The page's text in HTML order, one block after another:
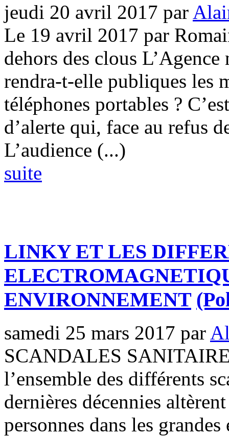
jeudi 20 avril 2017 par
Le 19 avril 2017 par
dehors des clous
rendra-t-elle publiques les
téléphones portables ?
d’alerte qui, face au refus
L’audience (...)
suite
LINKY ET LES
ENVIRONNEMENT
samedi 25 mars 2017 par
SCANDALES
l’ensemble des différents
dernières décennies
personnes dans les